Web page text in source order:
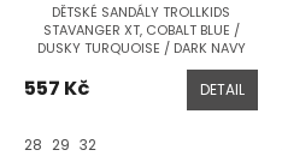
DĚTSKÉ SANDÁLY TROLLKIDS
STAVANGER XT, COBALT BLUE /
DUSKY TURQUOISE / DARK NAVY
557 Kč DETAIL
28 29 32